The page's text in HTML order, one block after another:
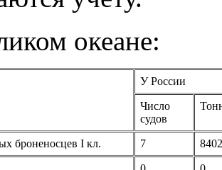
океане:
У России
Число
судов
броненосцев I кл. 7